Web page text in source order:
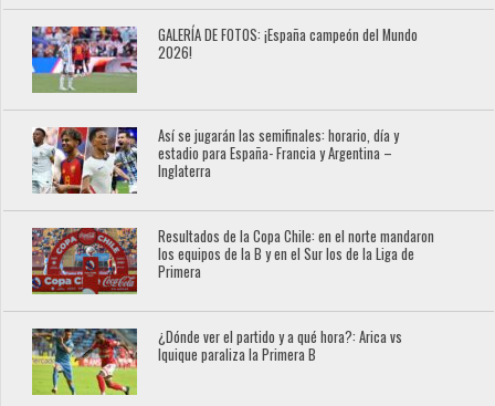
GALERÍA DE FOTOS: ¡España campeón del Mundo
2026!
Así se jugarán las semifinales: horario, día y
estadio para España- Francia y Argentina –
Inglaterra
Resultados de la Copa Chile: en el norte mandaron
los equipos de la B y en el Sur los de la Liga de
Primera
¿Dónde ver el partido y a qué hora?: Arica vs
Iquique paraliza la Primera B